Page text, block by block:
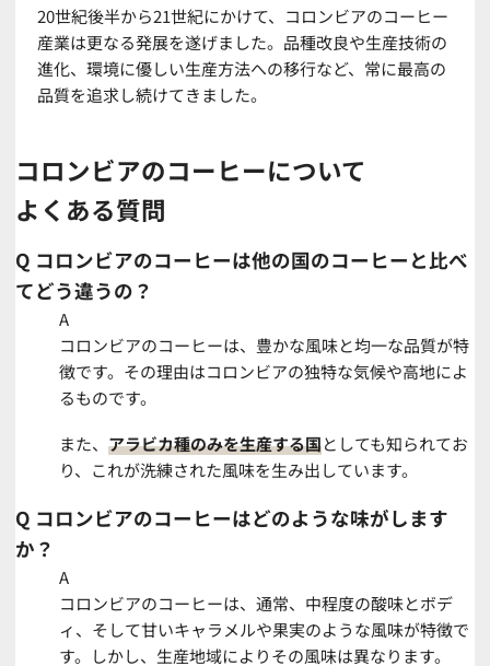
20世紀後半から21世紀にかけて、コロンビアのコーヒー
産業は更なる発展を遂げました。品種改良や生産技術の
進化、環境に優しい生産方法への移行など、常に最高の
品質を追求し続けてきました。
コロンビアのコーヒーについて
よくある質問
Q コロンビアのコーヒーは他の国のコーヒーと比べ
てどう違うの？
A
コロンビアのコーヒーは、豊かな風味と均一な品質が特
徴です。その理由はコロンビアの独特な気候や高地によ
るものです。
また、 アラビカ種のみを生産する国としても知られてお
り、これが洗練された風味を生み出しています。
Q コロンビアのコーヒーはどのような味がします
か？
A
コロンビアのコーヒーは、通常、中程度の酸味とボデ
ィ、そして甘いキャラメルや果実のような風味が特徴で
す。しかし、生産地域によりその風味は異なります。